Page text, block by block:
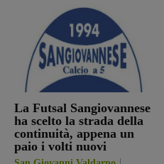
La Futsal Sangiovannese
ha scelto la strada della
continuità, appena un
paio i volti nuovi